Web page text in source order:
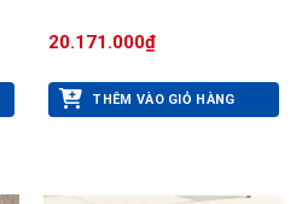
20.171.000₫
THÊM VÀO GIỎ HÀNG